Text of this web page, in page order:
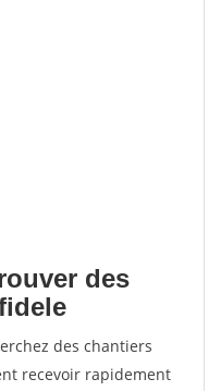
des
des chantiers
recevoir rapidement